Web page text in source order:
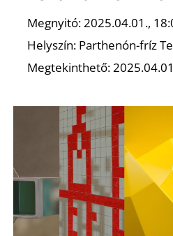
Megnyitó: 2025.04.01.,
Helyszín: Parthenón-fríz
Megtekinthető: